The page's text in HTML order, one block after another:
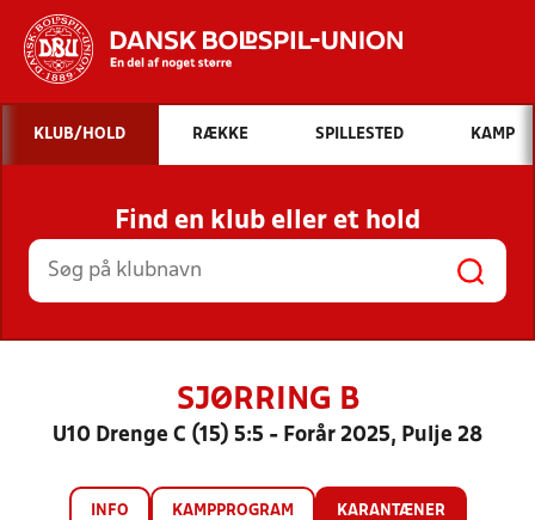
Hvad vil du søge efter?
INDHOLD OG NYHEDER
STILLINGER, RESULTATER, KLUBBER OG
HOLD
KLUB/HOLD RÆKKE SPILLESTED KAMP
Find en klub eller et hold
SJØRRING B
U10 Drenge C (15) 5:5 - Forår 2025, Pulje 28
INFO KAMPPROGRAM KARANTÆNER